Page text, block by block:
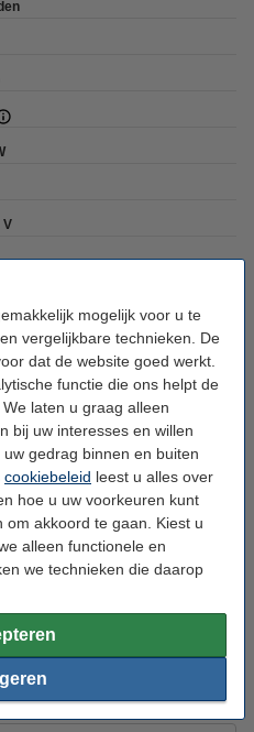
mogelijk voor u te
vergelijkbare technieken. De
dat de website goed werkt.
functie die ons helpt de
laten u graag alleen
bij uw interesses en willen
gedrag binnen en buiten
cookiebeleid leest u alles over
hoe u uw voorkeuren kunt
om akkoord te gaan. Kiest u
alleen functionele en
we technieken die daarop
V
45 mm (lxbxh)
°C
apparaat